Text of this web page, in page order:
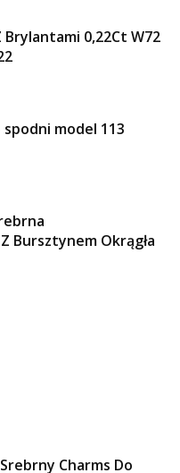
Brylantami 0,22Ct W72
model 113
Bursztynem Okrągła
Charms Do